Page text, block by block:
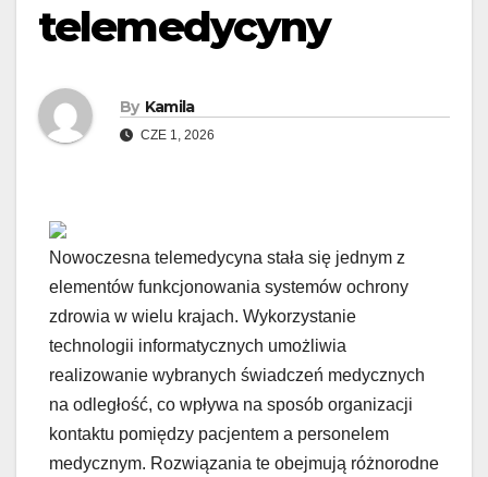
telemedycyny
By Kamila
CZE 1, 2026
Nowoczesna telemedycyna stała się jednym z
elementów funkcjonowania systemów ochrony
zdrowia w wielu krajach. Wykorzystanie
technologii informatycznych umożliwia
realizowanie wybranych świadczeń medycznych
na odległość, co wpływa na sposób organizacji
kontaktu pomiędzy pacjentem a personelem
medycznym. Rozwiązania te obejmują różnorodne